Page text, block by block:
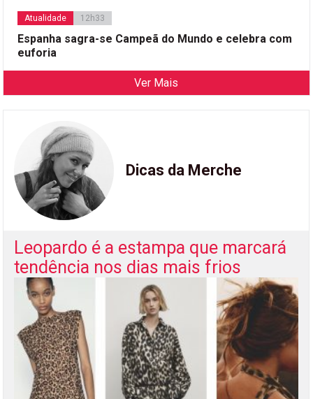
Atualidade 12h33
Espanha sagra-se Campeã do Mundo e celebra com
euforia
Ver Mais
Dicas da Merche
Leopardo é a estampa que marcará
tendência nos dias mais frios